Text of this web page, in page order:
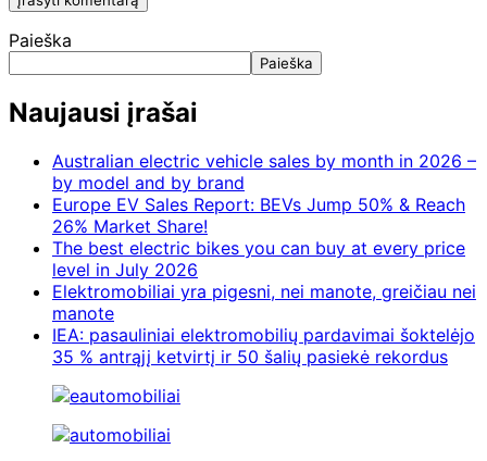
Paieška
Paieška
Naujausi įrašai
Australian electric vehicle sales by month in 2026 –
by model and by brand
Europe EV Sales Report: BEVs Jump 50% & Reach
26% Market Share!
The best electric bikes you can buy at every price
level in July 2026
Elektromobiliai yra pigesni, nei manote, greičiau nei
manote
IEA: pasauliniai elektromobilių pardavimai šoktelėjo
35 % antrąjį ketvirtį ir 50 šalių pasiekė rekordus